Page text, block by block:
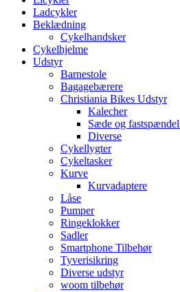
Ladcykler
Beklædning
Cykelhandsker
Cykelhjelme
Udstyr
Barnestole
Bagagebærere
Christiania Bikes Udstyr
Kalecher
Sæde og
Diverse
Cykellygter
Cykeltasker
Kurve
Kurvadaptere
Låse
Pumper
Ringeklokker
Sadler
Smartphone Tilbehør
Tyverisikring
Diverse udstyr
woom tilbehør